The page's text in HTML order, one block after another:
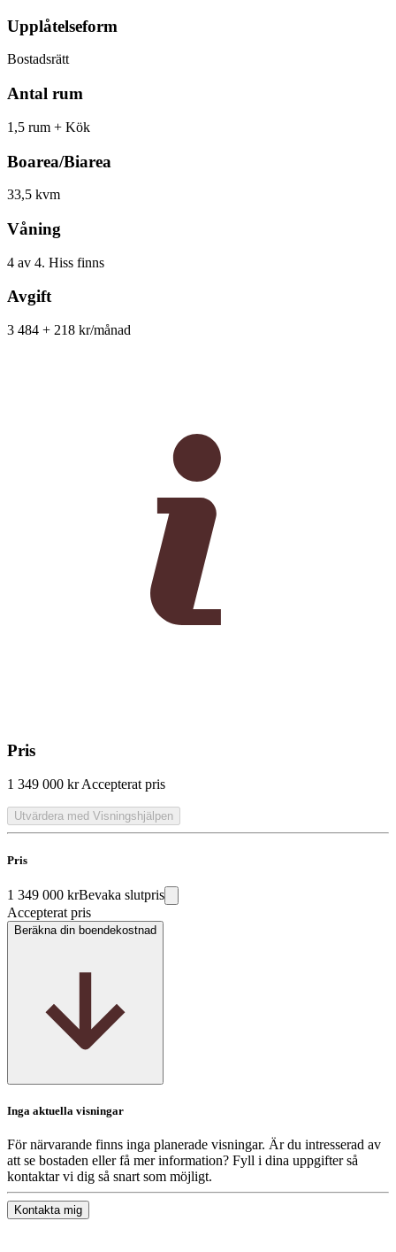
Upplåtelseform
Bostadsrätt
Antal rum
1,5 rum + Kök
Boarea/Biarea
33,5 kvm
Våning
4 av 4. Hiss finns
Avgift
3 484 + 218 kr/månad
Pris
1 349 000 kr Accepterat pris
Utvärdera med Visningshjälpen
Pris
1 349 000 krBevaka slutpris
Accepterat pris
Beräkna din boendekostnad
Inga aktuella visningar
För närvarande finns inga planerade visningar. Är du intresserad av
att se bostaden eller få mer information? Fyll i dina uppgifter så
kontaktar vi dig så snart som möjligt.
Kontakta mig